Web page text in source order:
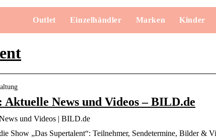
Outlet Einzelhändler Marken Kinder
Aktuelle News und Videos – BILD.de
und Videos | BILD.de
Show „Das Supertalent“: Teilnehmer, Sendetermine, Bilder &